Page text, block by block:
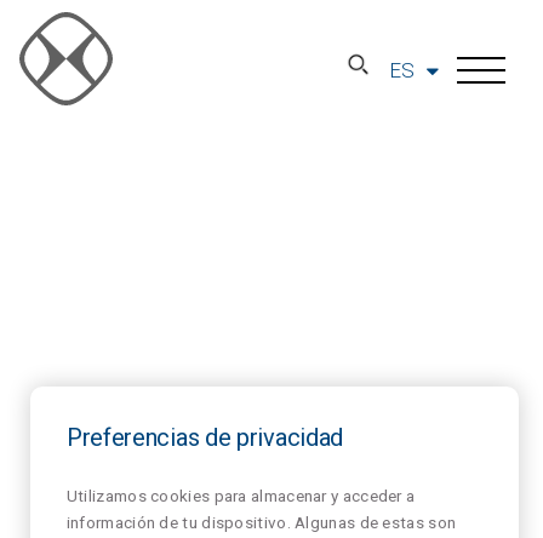
ES
Preferencias de privacidad
Utilizamos cookies para almacenar y acceder a
información de tu dispositivo. Algunas de estas son